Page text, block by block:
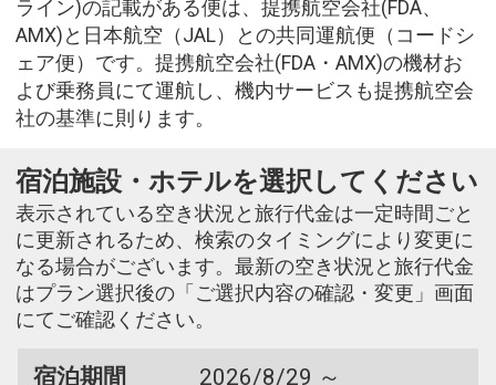
ライン)の記載がある便は、提携航空会社(FDA、
AMX)と日本航空（JAL）との共同運航便（コードシ
ェア便）です。提携航空会社(FDA・AMX)の機材お
よび乗務員にて運航し、機内サービスも提携航空会
社の基準に則ります。
宿泊施設・ホテルを選択してください
表示されている空き状況と旅行代金は一定時間ごと
に更新されるため、検索のタイミングにより変更に
なる場合がございます。最新の空き状況と旅行代金
はプラン選択後の「ご選択内容の確認・変更」画面
にてご確認ください。
宿泊期間
2026/8/29 ～